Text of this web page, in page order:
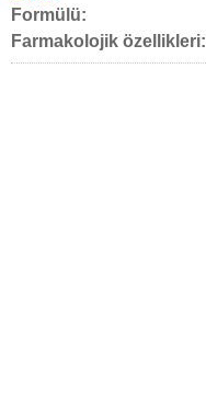
Formülü:
Farmakolojik özellikleri: